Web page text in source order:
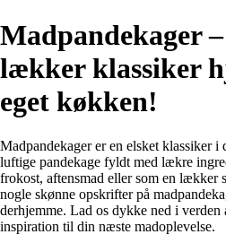
Madpandekager
lækker klassiker
eget køkken!
Madpandekager er en elsket klassiker
luftige pandekage fyldt med lækre
frokost, aftensmad eller som en lækker
nogle skønne opskrifter på
derhjemme. Lad os dykke ned i verden
inspiration til din næste madoplevelse.